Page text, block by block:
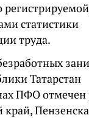
статистики
труда.
Татарстан
ПФО отмечен